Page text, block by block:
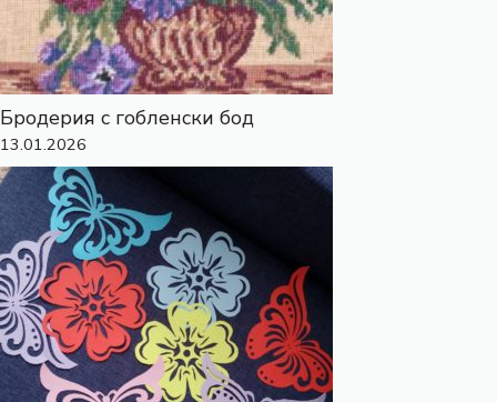
Бродерия с гобленски бод
13.01.2026